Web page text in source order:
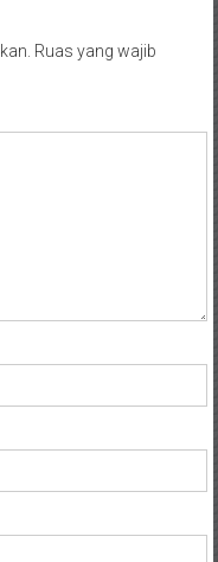
Ruas yang wajib